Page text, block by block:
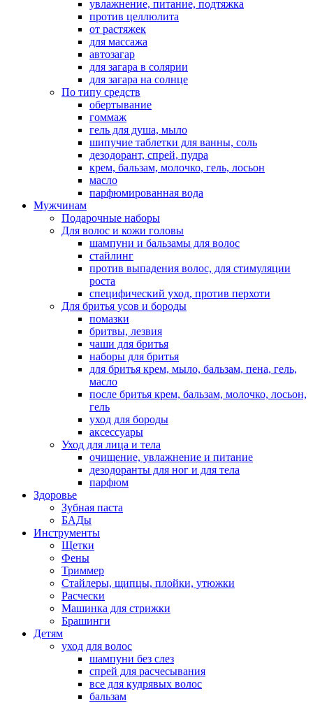
увлажнение, питание, подтяжка
против целлюлита
от растяжек
для массажа
автозагар
для загара в солярии
для загара на солнце
По типу средств
обертывание
гоммаж
гель для душа, мыло
шипучие таблетки для ванны, соль
дезодорант, спрей, пудра
крем, бальзам, молочко, гель, лосьон
масло
парфюмированная вода
Мужчинам
Подарочные наборы
Для волос и кожи головы
шампуни и бальзамы для волос
стайлинг
против выпадения волос, для стимуляции
роста
специфический уход, против перхоти
Для бритья усов и бороды
помазки
бритвы, лезвия
чаши для бритья
наборы для бритья
для бритья крем, мыло, бальзам, пена, гель,
масло
после бритья крем, бальзам, молочко, лосьон,
гель
уход для бороды
аксессуары
Уход для лица и тела
очищение, увлажнение и питание
дезодоранты для ног и для тела
парфюм
Здоровье
Зубная паста
БАДы
Инструменты
Щетки
Фены
Триммер
Стайлеры, щипцы, плойки, утюжки
Расчески
Машинка для стрижки
Брашинги
Детям
уход для волос
шампуни без слез
спрей для расчесывания
все для кудрявых волос
бальзам